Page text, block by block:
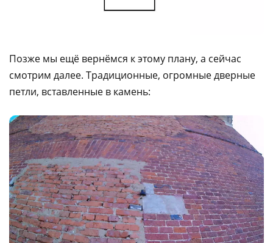
Позже мы ещё вернёмся к этому плану, а сейчас
смотрим далее. Традиционные, огромные дверные
петли, вставленные в камень: